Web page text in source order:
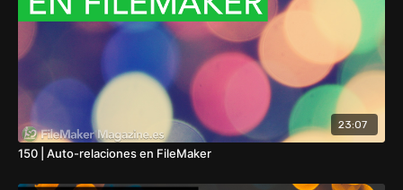
23:07
150 | Auto-relaciones en FileMaker